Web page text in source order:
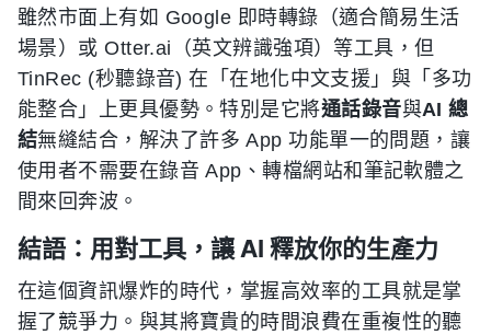
雖然市面上有如 Google 即時轉錄（適合簡易生活
場景）或 Otter.ai（英文辨識強項）等工具，但
TinRec (秒聽錄音) 在「在地化中文支援」與「多功
能整合」上更具優勢。特別是它將通話錄音與AI 總
結無縫結合，解決了許多 App 功能單一的問題，讓
使用者不需要在錄音 App、轉檔網站和筆記軟體之
間來回奔波。
結語：用對工具，讓 AI 釋放你的生產力
在這個資訊爆炸的時代，掌握高效率的工具就是掌
握了競爭力。與其將寶貴的時間浪費在重複性的聽